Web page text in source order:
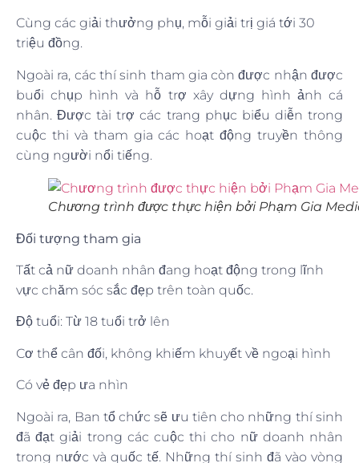
Cùng các giải thưởng phụ, mỗi giải trị giá tới 30
triệu đồng.
Ngoài ra, các thí sinh tham gia còn được nhận được
buổi chụp hình và hỗ trợ xây dựng hình ảnh cá
nhân. Được tài trợ các trang phục biểu diễn trong
cuộc thi và tham gia các hoạt động truyền thông
cùng người nổi tiếng.
Chương trình được thực hiện bởi Phạm Gia
Đối tượng tham gia
Tất cả nữ doanh nhân đang hoạt động trong lĩnh
vực chăm sóc sắc đẹp trên toàn quốc.
Độ tuổi: Từ 18 tuổi trở lên
Cơ thể cân đối, không khiếm khuyết về ngoại hình
Có vẻ đẹp ưa nhìn
Ngoài ra, Ban tổ chức sẽ ưu tiên cho những thí sinh
đã đạt giải trong các cuộc thi cho nữ doanh nhân
trong nước và quốc tế. Những thí sinh đã vào vòng